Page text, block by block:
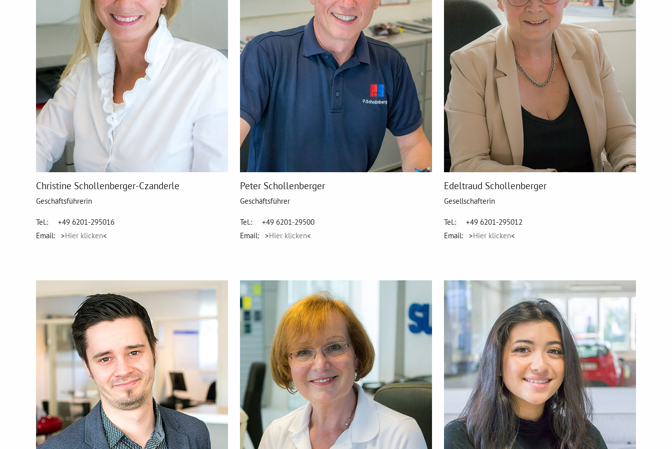
Christine Schollenberger-Czanderle
Geschäftsführerin
Tel.: +49 6201-295016
Email: >Hier klicken<
Peter Schollenberger
Geschäftsführer
Tel.: +49 6201-29500
Email: >Hier klicken<
Edeltraud Schollenberger
Gesellschafterin
Tel.: +49 6201-295012
Email: >Hier klicken<